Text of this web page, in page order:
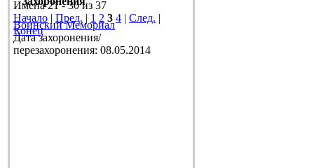
Имена 21 - 30 из 37
Начало | Пред. | 1 2 3 4 | След. |
Конец
Воинский Мемориал
Дата захоронения/
перезахоронения: 08.05.2014